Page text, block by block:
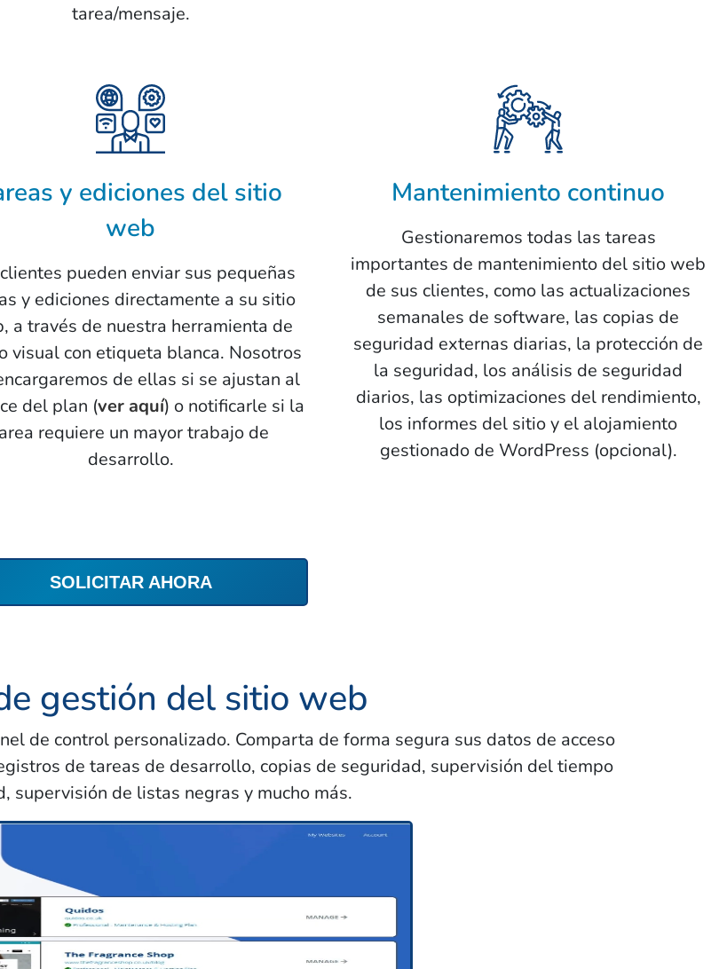
tarea/mensaje.
y ediciones del sitio
web
pueden enviar sus pequeñas
y ediciones directamente a su sitio
a través de nuestra herramienta de
visual con etiqueta blanca. Nosotros
de ellas si se ajustan al
del plan (ver aquí) o notificarle si la
requiere un mayor trabajo de
desarrollo.
Mantenimiento continuo
Gestionaremos todas las tareas
importantes de mantenimiento del sitio web
de sus clientes, como las actualizaciones
semanales de software, las copias de
seguridad externas diarias, la protección de
la seguridad, los análisis de seguridad
diarios, las optimizaciones del rendimiento,
los informes del sitio y el alojamiento
gestionado de WordPress (opcional).
SOLICITAR AHORA
gestión del sitio web
de control personalizado. Comparta de forma segura sus datos de acceso
de tareas de desarrollo, copias de seguridad, supervisión del tiempo
supervisión de listas negras y mucho más.